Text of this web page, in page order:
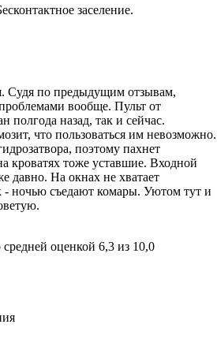
заселение.
Судя по предыдущим отзывам,
вообще. Пульт от
полгода назад, так и сейчас.
что пользоваться им невозможно.
поэтому пахнет
кроватях тоже уставшие. Входной
давно. На окнах не хватает
- ночью съедают комары. Уютом тут и
оценкой 6,3 из 10,0